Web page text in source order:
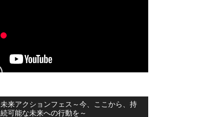
未来アクションフェス～今、ここから、持
続可能な未来への行動を～